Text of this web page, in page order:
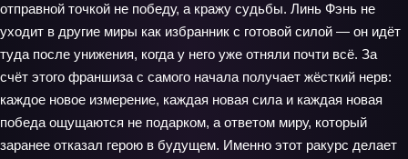
отправной точкой не победу, а кражу судьбы. Линь Фэнь не
уходит в другие миры как избранник с готовой силой — он идёт
туда после унижения, когда у него уже отняли почти всё. За
счёт этого франшиза с самого начала получает жёсткий нерв:
каждое новое измерение, каждая новая сила и каждая новая
победа ощущаются не подарком, а ответом миру, который
заранее отказал герою в будущем. Именно этот ракурс делает